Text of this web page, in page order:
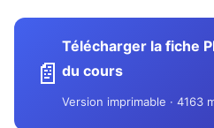
📄
Télécharger la fiche
du cours
Version imprimable · 4163